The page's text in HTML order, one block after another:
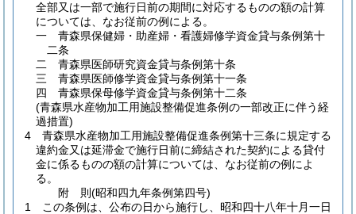
全部又は一部で施行日前の期間に対応するものの額の計算
については、なお従前の例による。
一
青森県保健婦・助産婦・看護婦修学資金貸与条例第十
二条
二
青森県医師研究資金貸与条例第十条
三
青森県医師修学資金貸与条例第十一条
四
青森県保母修学資金貸与条例第十二条
(青森県水産物加工用施設整備促進条例の一部改正に伴う経
過措置)
4
青森県水産物加工用施設整備促進条例第十三条に規定する
違約金又は延滞金で施行日前に締結された契約による貸付
金に係るものの額の計算については、なお従前の例によ
る。
附 則(昭和四九年条例第四号)
1
この条例は、公布の日から施行し、昭和四十八年十月一日